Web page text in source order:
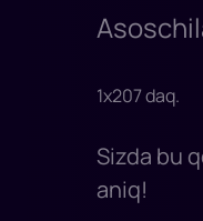
1x207daq.
Sizda bu
aniq!